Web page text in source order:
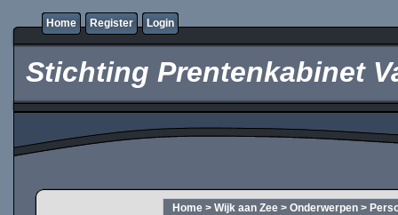
Home Register Login
Stichting Prentenkabinet
Home > Wijk aan Zee > Onderwerpen >